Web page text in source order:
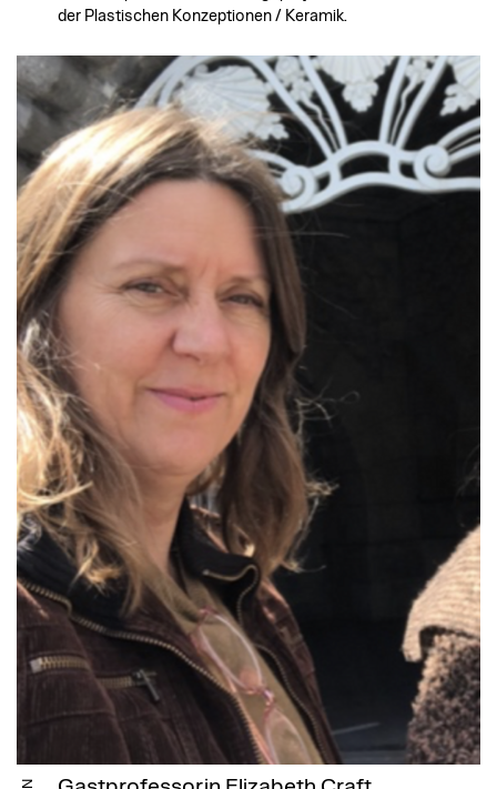
der Plastischen Konzeptionen / Keramik.